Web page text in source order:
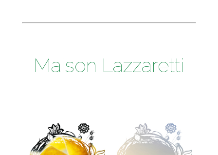
Maison Lazzaretti